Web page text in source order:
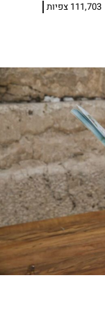
111,703 צפיות